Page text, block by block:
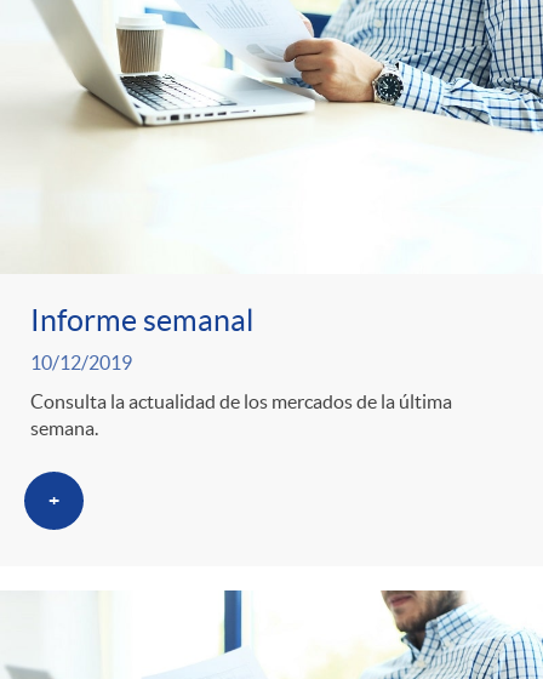
Informe semanal
10/12/2019
Consulta la actualidad de los mercados de la última
semana.
+